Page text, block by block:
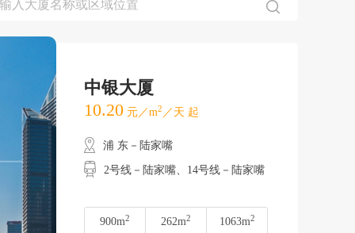
中银大厦
10.20 元／m2 ／天 起
浦 东－陆家嘴
2号线－陆家嘴、14号线－陆家嘴
900m2 262m2 1063m2